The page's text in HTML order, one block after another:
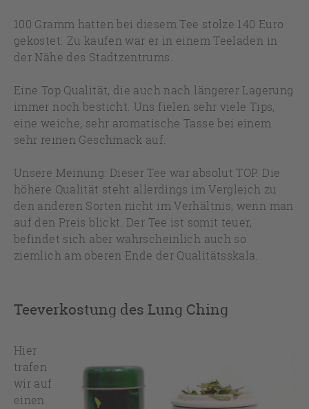
100 Gramm hatten bei diesem Tee stolze 140 Euro
gekostet. Zu kaufen war er in einem Teeladen in
der Nähe des Stadtzentrums.
Eine Top Qualität, die auch nach längerer Lagerung
immer noch besticht. Uns fielen sehr viele Tips,
eine weiche, sehr aromatische Tasse bei einem
sehr reinen Geschmack auf.
Unsere Meinung: Dieser Tee war absolut TOP. Die
höhere Qualität steht allerdings im Vergleich zu
den anderen Sorten nicht im Verhältnis, wenn man
auf den Preis blickt. Der Tee ist somit teuer,
befindet sich aber wahrscheinlich auch so
ziemlich am oberen Ende der Qualitätsskala.
Teeverkostung des Lung Ching
Hier
trafen
wir auf
einen